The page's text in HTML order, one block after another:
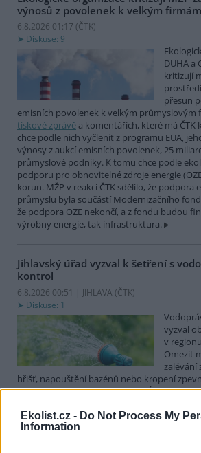
Ekolist.cz - Do Not Process My
Information
výnosů z povolenek k velkým firmám
6.8.2026 01:17 (ČTK)
Diskuse: 9
DUHA a
kritizují
přesun
emisních povolenek k velkým průmyslovým
tiskové zprávě a komentářích, které má ČTK
chce podle nich vyčlenit z programu EUA,
výnosy z aukcí emisních povolenek, 25
průmyslové podniky. K tomu chce podle
podporu pro obnovitelné zdroje energie
korun. MŽP v reakci ČTK sdělilo, že podpora
průmyslu byla součástí Modernizačního
že podpora OZE nekončí, a z fondu budou
výrobny energie, tak infrastruktura.
Jihlavský úřad vyzval k šetření s
kontrol
6.8.2026 00:51 | JIHLAVA (ČTK)
Diskuse: 1
vyzval
v
Omezit
zalévání
hřišť, napouštění bazénů nebo kropení
mluvčí radnice Radovan Daněk. Úřad podle
kontrolovat povolené odběry. Výzva k
všechny obce spadající pod Jihlavu jako obec
působností.